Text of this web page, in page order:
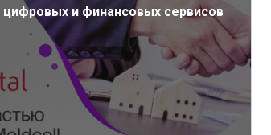
цифровых и финансовых сервисов